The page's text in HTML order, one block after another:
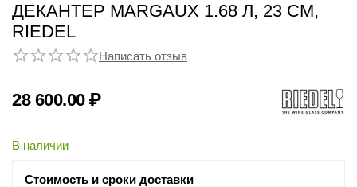
ДЕКАНТЕР MARGAUX 1.68 Л, 23 СМ,
RIEDEL
Написать отзыв
28 600.00 ₽
В наличии
Стоимость и сроки доставки